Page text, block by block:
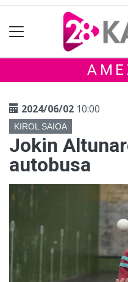
2024/06/02 10:00
KIROL SAIOA
Jokin
autobusa